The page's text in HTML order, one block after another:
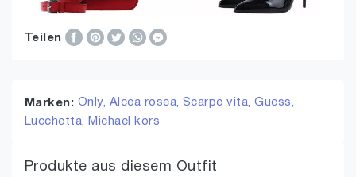
Teilen
Marken: Only, Alcea rosea, Scarpe vita,Guess,
Lucchetta, Michael kors
Produkte aus diesem Outfit